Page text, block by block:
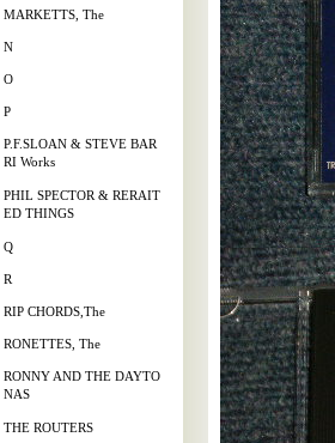
MARKETTS, The
N
O
P
P.F.SLOAN & STEVE BAR
RI Works
PHIL SPECTOR & RERAIT
ED THINGS
Q
R
RIP CHORDS,The
RONETTES, The
RONNY AND THE DAYTO
NAS
THE ROUTERS